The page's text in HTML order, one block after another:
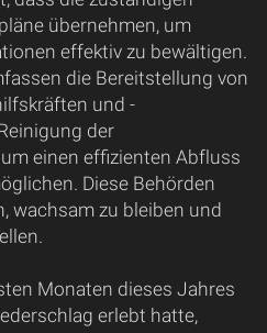
übernehmen, um
effektiv zu bewältigen.
die Bereitstellung von
und -
der
einen effizienten Abfluss
Diese Behörden
wachsam zu bleiben und
Monaten dieses Jahres
erlebt hatte,